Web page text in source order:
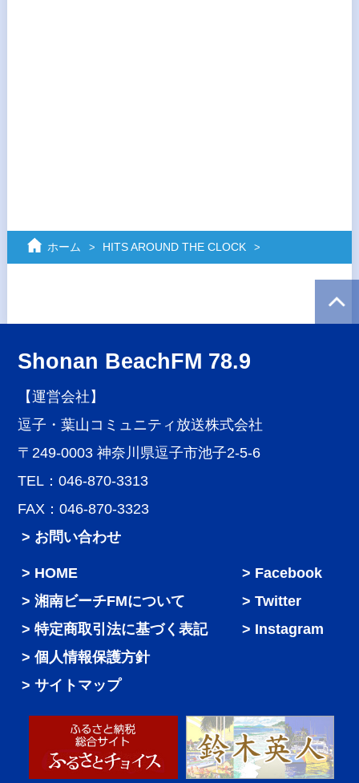
ホーム HITS AROUND THE CLOCK
Shonan BeachFM 78.9
【運営会社】
逗子・葉山コミュニティ放送株式会社
〒249-0003 神奈川県逗子市池子2-5-6
TEL：046-870-3313
FAX：046-870-3323
> お問い合わせ
HOME
湘南ビーチFMについて
特定商取引法に基づく表記
個人情報保護方針
サイトマップ
Facebook
Twitter
Instagram